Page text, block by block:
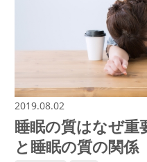
2019.08.02
睡眠の質はなぜ重
と睡眠の質の関係